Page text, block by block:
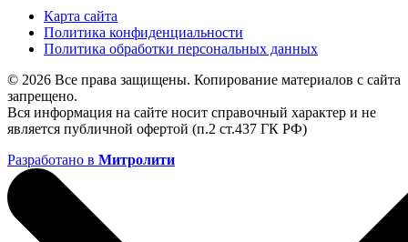
Карта сайта
Политика конфиденциальности
Политика обработки персональных данных
© 2026 Все права защищены. Копирование материалов с сайта
запрещено.
Вся информация на сайте носит справочный характер и не
является публичной офертой (п.2 ст.437 ГК РФ)
Разработано в Митролити